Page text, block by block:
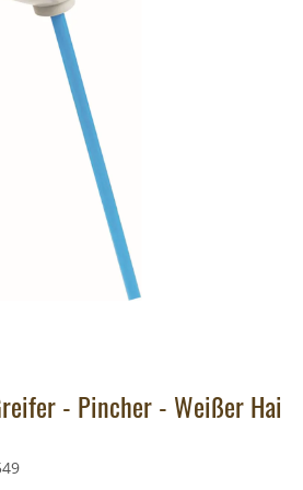
- Pincher - Weißer Hai